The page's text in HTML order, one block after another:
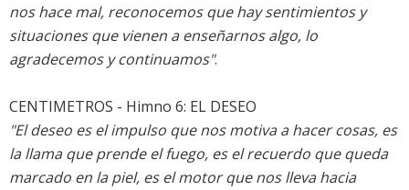
nos hace mal, reconocemos que hay sentimientos y
situaciones que vienen a enseñarnos algo, lo
agradecemos y continuamos".
CENTIMETROS - Himno 6: EL DESEO
"El deseo es el impulso que nos motiva a hacer cosas, es
la llama que prende el fuego, es el recuerdo que queda
marcado en la piel, es el motor que nos lleva hacia